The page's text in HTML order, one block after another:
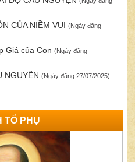
CỦA NIỀM VUI(Ngày đăng
Giá của Con(Ngày đăng
NGUYỆN(Ngày đăng 27/07/2025)
TỔ PHỤ